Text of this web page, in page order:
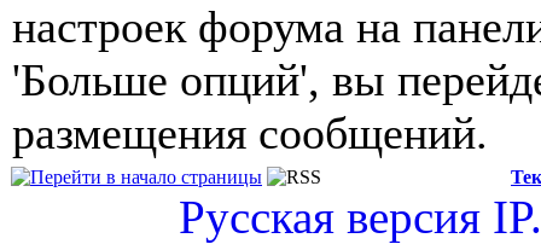
настроек форума на
'Больше опций', вы
размещения сообщений.
Русская версия